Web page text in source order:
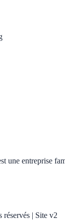
une entreprise
réservés | Site v2